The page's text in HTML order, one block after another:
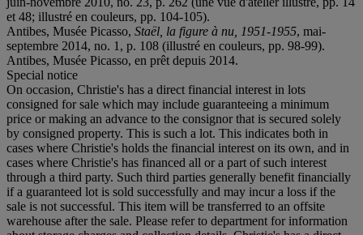
et 48; illustré en couleurs, pp. 104-105).
Antibes, Musée Picasso, Staël, la figure à nu, 1951-1955, mai-
septembre 2014, no. 1, p. 108 (illustré en couleurs, pp. 98-99).
Antibes, Musée Picasso, en prêt depuis 2014.
Special notice
On occasion, Christie's has a direct financial interest in lots
consigned for sale which may include guaranteeing a minimum
price or making an advance to the consignor that is secured solely
by consigned property. This is such a lot. This indicates both in
cases where Christie's holds the financial interest on its own, and in
cases where Christie's has financed all or a part of such interest
through a third party. Such third parties generally benefit financially
if a guaranteed lot is sold successfully and may incur a loss if the
sale is not successful. This item will be transferred to an offsite
warehouse after the sale. Please refer to department for information